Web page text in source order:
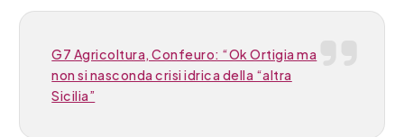
G7 Agricoltura, Confeuro: “Ok Ortigia ma
non si nasconda crisi idrica della “altra
Sicilia”